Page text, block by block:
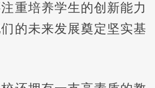
重培养学生的创新能力
的未来发展奠定坚实基